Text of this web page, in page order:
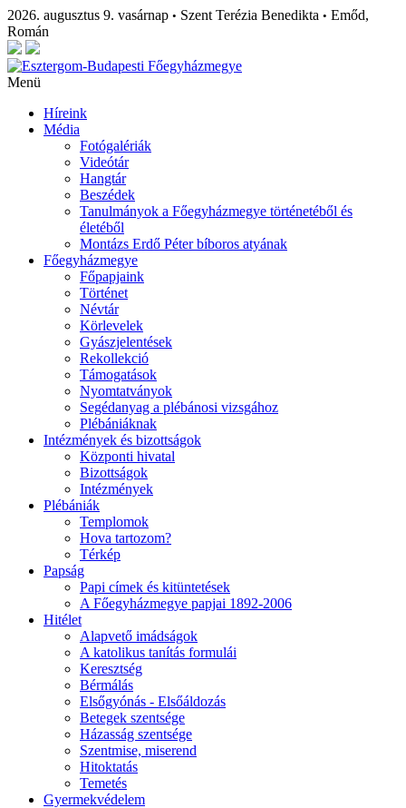
2026. augusztus 9. vasárnap • Szent Terézia Benedikta • Emőd,
Román
Menü
Híreink
Média
Fotógalériák
Videótár
Hangtár
Beszédek
Tanulmányok a Főegyházmegye történetéből és
életéből
Montázs Erdő Péter bíboros atyának
Főegyházmegye
Főpapjaink
Történet
Névtár
Körlevelek
Gyászjelentések
Rekollekció
Támogatások
Nyomtatványok
Segédanyag a plébánosi vizsgához
Plébániáknak
Intézmények és bizottságok
Központi hivatal
Bizottságok
Intézmények
Plébániák
Templomok
Hova tartozom?
Térkép
Papság
Papi címek és kitüntetések
A Főegyházmegye papjai 1892-2006
Hitélet
Alapvető imádságok
A katolikus tanítás formulái
Keresztség
Bérmálás
Elsőgyónás - Elsőáldozás
Betegek szentsége
Házasság szentsége
Szentmise, miserend
Hitoktatás
Temetés
Gyermekvédelem